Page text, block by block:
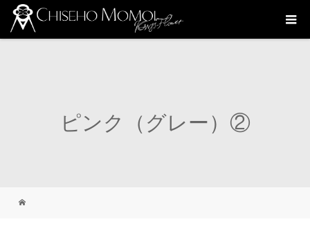
ピンク（グレー）②